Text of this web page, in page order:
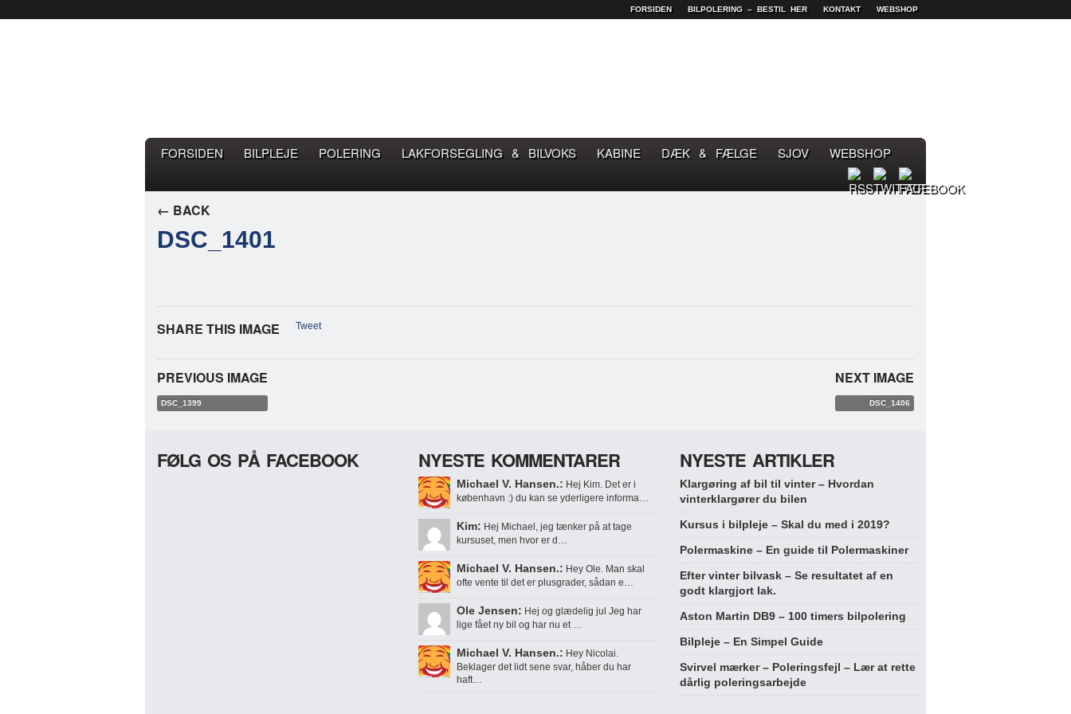
FORSIDEN BILPOLERING – BESTIL HER KONTAKT WEBSHOP
FORSIDEN BILPLEJE POLERING LAKFORSEGLING & BILVOKS KABINE DÆK & FÆLGE SJOV WEBSHOP
← BACK
DSC_1401
SHARE THIS IMAGE Tweet
PREVIOUS IMAGE
DSC_1399
NEXT IMAGE
DSC_1406
FØLG OS PÅ FACEBOOK NYESTE KOMMENTARER
Michael V. Hansen.: Hej Kim. Det er i
københavn :) du kan se yderligere informa…
Kim: Hej Michael, jeg tænker på at tage
kursuset, men hvor er d…
Michael V. Hansen.: Hey Ole. Man skal
ofte vente til det er plusgrader, sådan e…
Ole Jensen: Hej og glædelig jul Jeg har
lige fået ny bil og har nu et …
Michael V. Hansen.: Hey Nicolai.
Beklager det lidt sene svar, håber du har
haft…
NYESTE ARTIKLER
Klargøring af bil til vinter – Hvordan
vinterklargører du bilen
Kursus i bilpleje – Skal du med i 2019?
Polermaskine – En guide til Polermaskiner
Efter vinter bilvask – Se resultatet af en
godt klargjort lak.
Aston Martin DB9 – 100 timers bilpolering
Bilpleje – En Simpel Guide
Svirvel mærker – Poleringsfejl – Lær at rette
dårlig poleringsarbejde